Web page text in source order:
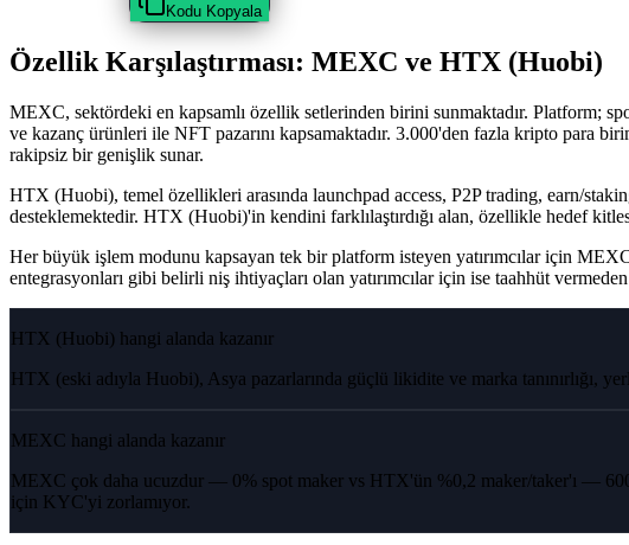
Kodu Kopyala
Özellik Karşılaştırması: MEXC ve HTX (Huobi)
MEXC, sektördeki en kapsamlı özellik setlerinden birini sunmaktadır. Platform;
ve kazanç ürünleri ile NFT pazarını kapsamaktadır. 3.000'den fazla kripto para
rakipsiz bir genişlik sunar.
HTX (Huobi), temel özellikleri arasında launchpad access, P2P trading, earn/
desteklemektedir. HTX (Huobi)'in kendini farklılaştırdığı alan, özellikle hedef
Her büyük işlem modunu kapsayan tek bir platform isteyen yatırımcılar için
entegrasyonları gibi belirli niş ihtiyaçları olan yatırımcılar için ise taahhüt
HTX (Huobi) hangi alanda kazanır
HTX (eski adıyla Huobi), Asya pazarlarında güçlü likidite ve marka tanınırlığı,
MEXC hangi alanda kazanır
MEXC çok daha ucuzdur — 0% spot maker vs HTX'ün %0,2 maker/taker'ı —
için KYC'yi zorlamıyor.